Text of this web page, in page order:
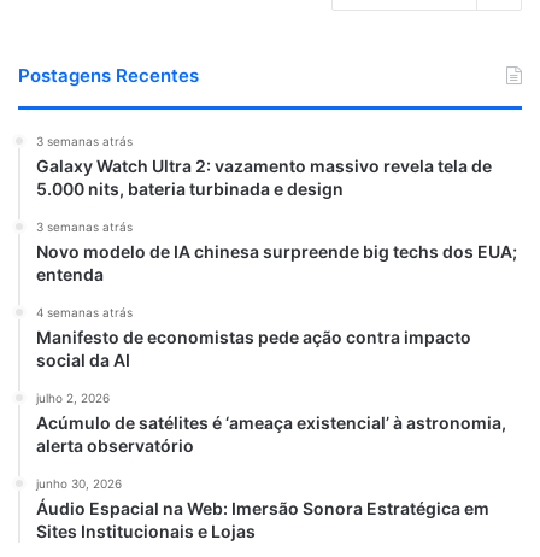
Postagens Recentes
3 semanas atrás
Galaxy Watch Ultra 2: vazamento massivo revela tela de
5.000 nits, bateria turbinada e design
3 semanas atrás
Novo modelo de IA chinesa surpreende big techs dos EUA;
entenda
4 semanas atrás
Manifesto de economistas pede ação contra impacto
social da AI
julho 2, 2026
Acúmulo de satélites é ‘ameaça existencial’ à astronomia,
alerta observatório
junho 30, 2026
Áudio Espacial na Web: Imersão Sonora Estratégica em
Sites Institucionais e Lojas